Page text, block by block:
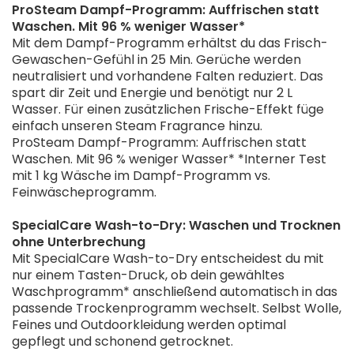
ProSteam Dampf-Programm: Auffrischen statt
Waschen. Mit 96 % weniger Wasser*
Mit dem Dampf-Programm erhältst du das Frisch-
Gewaschen-Gefühl in 25 Min. Gerüche werden
neutralisiert und vorhandene Falten reduziert. Das
spart dir Zeit und Energie und benötigt nur 2 L
Wasser. Für einen zusätzlichen Frische-Effekt füge
einfach unseren Steam Fragrance hinzu.
ProSteam Dampf-Programm: Auffrischen statt
Waschen. Mit 96 % weniger Wasser* *Interner Test
mit 1 kg Wäsche im Dampf-Programm vs.
Feinwäscheprogramm.
SpecialCare Wash-to-Dry: Waschen und Trocknen
ohne Unterbrechung
Mit SpecialCare Wash-to-Dry entscheidest du mit
nur einem Tasten-Druck, ob dein gewähltes
Waschprogramm* anschließend automatisch in das
passende Trockenprogramm wechselt. Selbst Wolle,
Feines und Outdoorkleidung werden optimal
gepflegt und schonend getrocknet.